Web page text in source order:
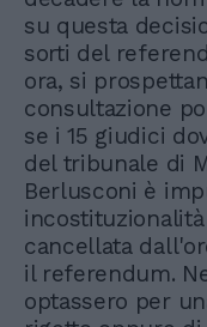
su questa
sorti del
ora, si
consultazione
se i 15 giudici
del tribunale di
Berlusconi è
cancellata
il referendum.
optassero per